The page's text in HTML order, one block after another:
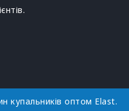
купальників оптом Elast.